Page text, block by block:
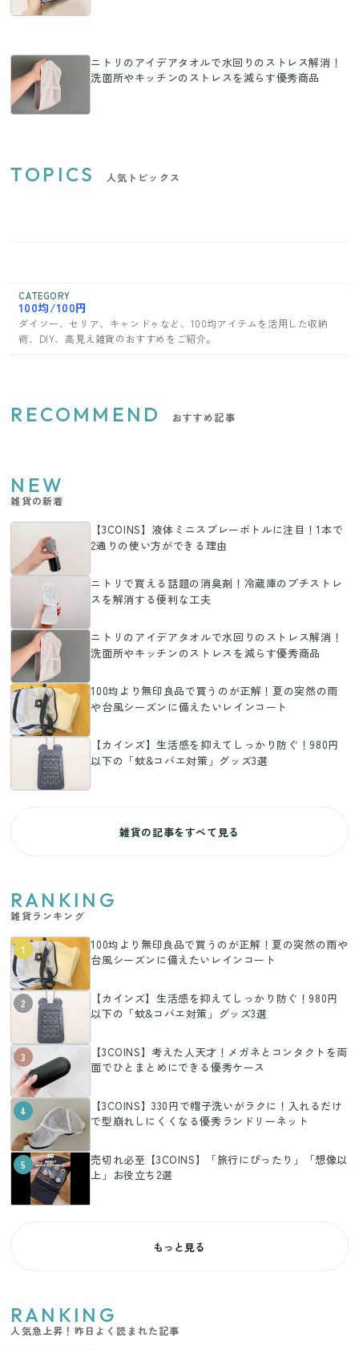
ニトリのアイデアタオルで水回りのストレス解消！
洗面所やキッチンのストレスを減らす優秀商品
TOPICS 人気トピックス
CATEGORY
100均/100円
ダイソー、セリア、キャンドゥなど、100均アイテムを活用した収納
術、DIY、高見え雑貨のおすすめをご紹介。
RECOMMEND おすすめ記事
NEW
雑貨の新着
【3COINS】液体ミニスプレーボトルに注目！1本で
2通りの使い方ができる理由
ニトリで買える話題の消臭剤！冷蔵庫のプチストレ
スを解消する便利な工夫
ニトリのアイデアタオルで水回りのストレス解消！
洗面所やキッチンのストレスを減らす優秀商品
100均より無印良品で買うのが正解！夏の突然の雨
や台風シーズンに備えたいレインコート
【カインズ】生活感を抑えてしっかり防ぐ！980円
以下の「蚊&コバエ対策」グッズ3選
雑貨の記事をすべて見る
RANKING
雑貨ランキング
1
100均より無印良品で買うのが正解！夏の突然の雨や
台風シーズンに備えたいレインコート
2
【カインズ】生活感を抑えてしっかり防ぐ！980円
以下の「蚊&コバエ対策」グッズ3選
3
【3COINS】考えた人天才！メガネとコンタクトを両
面でひとまとめにできる優秀ケース
4
【3COINS】330円で帽子洗いがラクに！入れるだけ
で型崩れしにくくなる優秀ランドリーネット
5
売切れ必至【3COINS】「旅行にぴったり」「想像以
上」お役立ち2選
もっと見る
RANKING
人気急上昇！昨日よく読まれた記事